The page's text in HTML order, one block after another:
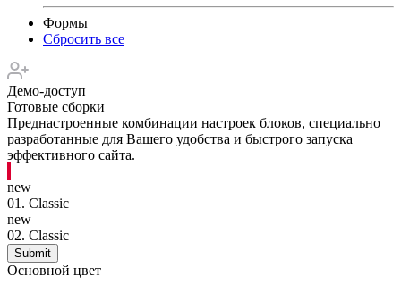
Формы
Сбросить все
Демо-доступ
Готовые сборки
Преднастроенные комбинации настроек блоков, специально
разработанные для Вашего удобства и быстрого запуска
эффективного сайта.
new
01. Classic
new
02. Classic
Основной цвет